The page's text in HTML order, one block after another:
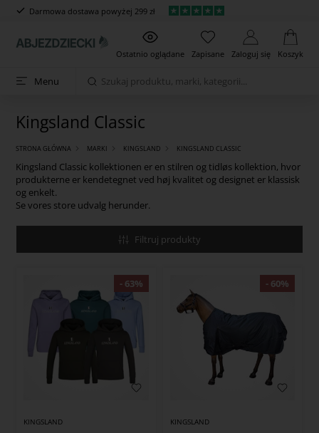
Darmowa dostawa powyżej 299 zł
Ostatnio oglądane Zapisane Zaloguj się Koszyk
Menu
Kingsland Classic
STRONA GŁÓWNA MARKI KINGSLAND KINGSLAND CLASSIC
Kingsland Classic kollektionen er en stilren og tidløs kollektion, hvor
produkterne er kendetegnet ved høj kvalitet og designet er klassisk
og enkelt.
Se vores store udvalg herunder.
Filtruj produkty
KINGSLAND KINGSLAND